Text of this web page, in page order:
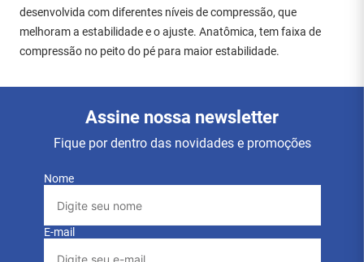
desenvolvida com diferentes níveis de compressão, que
melhoram a estabilidade e o ajuste. Anatômica, tem faixa de
compressão no peito do pé para maior estabilidade.
Assine nossa newsletter
Fique por dentro das novidades e promoções
Nome
E-mail